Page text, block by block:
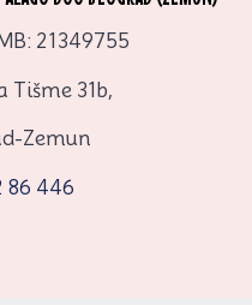
21349755
Tišme 31b,
Zemun
86 446